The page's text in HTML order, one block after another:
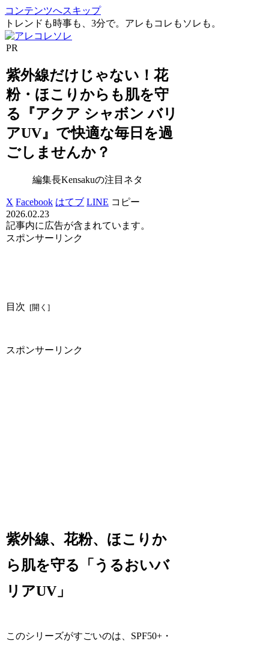
コンテンツへスキップ
トレンドも時事も、3分で。アレもコレもソレも。
PR
紫外線だけじゃない！花
粉・ほこりからも肌を守
る『アクア シャボン バリ
アUV』で快適な毎日を過
ごしませんか？
編集長Kensakuの注目ネタ
X Facebook はてブ LINE コピー
2026.02.23
記事内に広告が含まれています。
スポンサーリンク
目次
スポンサーリンク
紫外線、花粉、ほこりか
ら肌を守る「うるおいバ
リアUV」
このシリーズがすごいのは、SPF50+・